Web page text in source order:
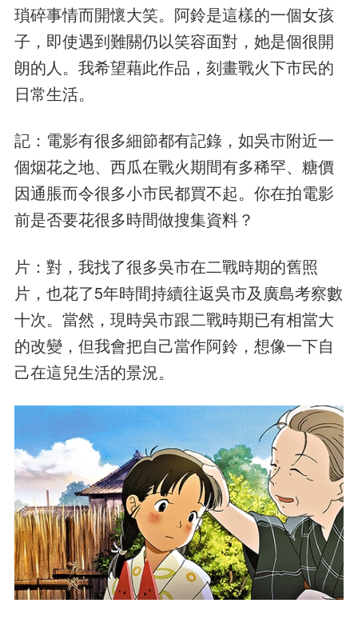
瑣碎事情而開懷大笑。阿鈴是這樣的一個女孩
子，即使遇到難關仍以笑容面對，她是個很開
朗的人。我希望藉此作品，刻畫戰火下市民的
日常生活。
記：電影有很多細節都有記錄，如吳市附近一
個烟花之地、西瓜在戰火期間有多稀罕、糖價
因通脹而令很多小市民都買不起。你在拍電影
前是否要花很多時間做搜集資料？
片：對，我找了很多吳市在二戰時期的舊照
片，也花了5年時間持續往返吳市及廣島考察數
十次。當然，現時吳市跟二戰時期已有相當大
的改變，但我會把自己當作阿鈴，想像一下自
己在這兒生活的景況。